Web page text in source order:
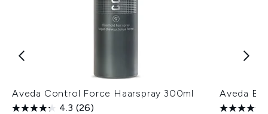
Aveda Control Force Haarspray 300ml
4.3 (26)
Aveda